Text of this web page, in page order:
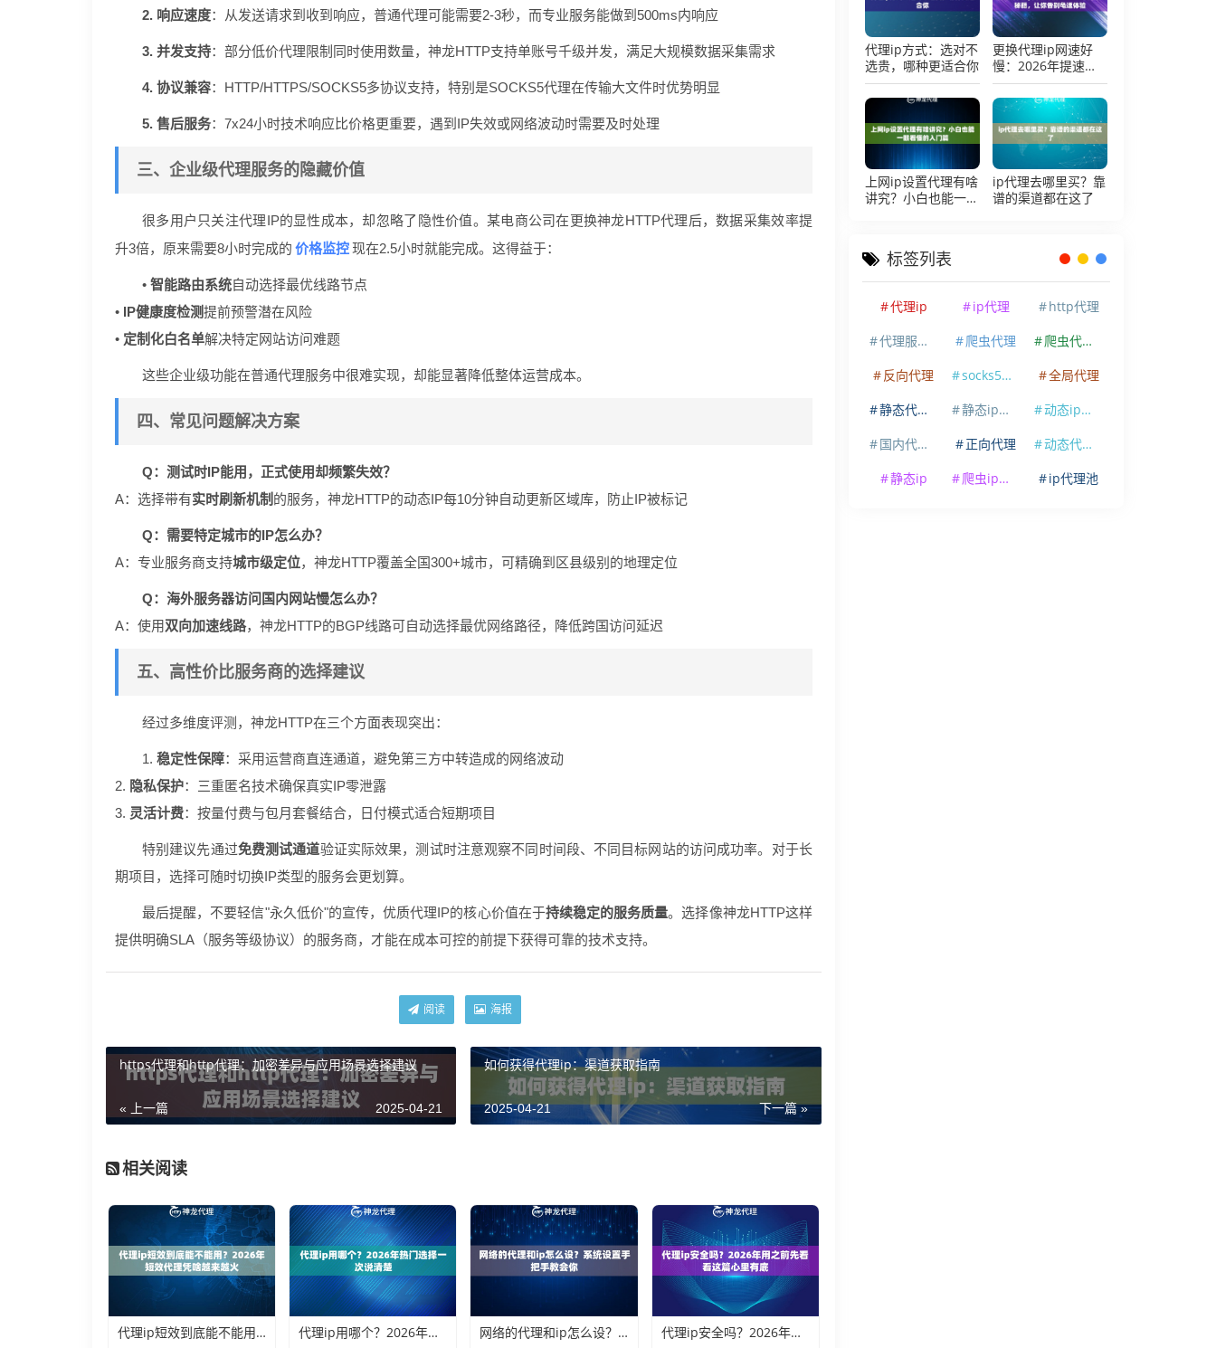
2. 响应速度：从发送请求到收到响应，普通代理可能需要2-3秒，而专业服务能做到500ms内响应
3. 并发支持：部分低价代理限制同时使用数量，神龙HTTP支持单账号千级并发，满足大规模数据采集需求
4. 协议兼容：HTTP/HTTPS/SOCKS5多协议支持，特别是SOCKS5代理在传输大文件时优势明显
5. 售后服务：7x24小时技术响应比价格更重要，遇到IP失效或网络波动时需要及时处理
三、企业级代理服务的隐藏价值
很多用户只关注代理IP的显性成本，却忽略了隐性价值。某电商公司在更换神龙HTTP代理后，数据采集效率提
升3倍，原来需要8小时完成的 价格监控现在2.5小时就能完成。这得益于：
• 智能路由系统自动选择最优线路节点
• IP健康度检测提前预警潜在风险
• 定制化白名单解决特定网站访问难题
这些企业级功能在普通代理服务中很难实现，却能显著降低整体运营成本。
四、常见问题解决方案
Q：测试时IP能用，正式使用却频繁失效？
A：选择带有实时刷新机制 的服务，神龙HTTP的动态IP每10分钟自动更新区域库，防止IP被标记
Q：需要特定城市的IP怎么办？
A：专业服务商支持城市级定位，神龙HTTP覆盖全国300+城市，可精确到区县级别的地理定位
Q：海外服务器访问国内网站慢怎么办？
A：使用双向加速线路，神龙HTTP的BGP线路可自动选择最优网络路径，降低跨国访问延迟
五、高性价比服务商的选择建议
经过多维度评测，神龙HTTP在三个方面表现突出：
1. 稳定性保障：采用运营商直连通道，避免第三方中转造成的网络波动
2. 隐私保护：三重匿名技术确保真实IP零泄露
3. 灵活计费：按量付费与包月套餐结合，日付模式适合短期项目
特别建议先通过免费测试通道验证实际效果，测试时注意观察不同时间段、不同目标网站的访问成功率。对于长
期项目，选择可随时切换IP类型的服务会更划算。
最后提醒，不要轻信"永久低价"的宣传，优质代理IP的核心价值在于持续稳定的服务质量。选择像神龙HTTP这样
提供明确SLA（服务等级协议）的服务商，才能在成本可控的前提下获得可靠的技术支持。
阅读 海报
https代理和http代理：加密差异与应用场景选择建议
« 上一篇 2025-04-21
如何获得代理ip：渠道获取指南
下一篇 »
2025-04-21
相关阅读
代理ip短效到底能不能用？2026年短效代理凭啥越来越火 代理ip用哪个？2026年热门选择一次说清楚 网络的代理和ip怎么设？系统设置手把手教会你 代理ip安全吗？2026年用之前先看看这篇心里有底
代理ip方式：选对不
选贵，哪种更适合你
更换代理ip网速好
慢：2026年提速秘
籍，让你告别龟速体
验
上网ip设置代理有啥
讲究？小白也能一眼
ip代理去哪里买？靠
谱的渠道都在这了
标签列表
代理ip ip代理
http代理
代理服务器
爬虫代理
爬虫代理ip
反向代理
socks5代理
全局代理
静态代理ip
静态ip代理
动态ip代理
国内代理ip
正向代理
动态代理ip
静态ip
爬虫ip代理 ip代理池